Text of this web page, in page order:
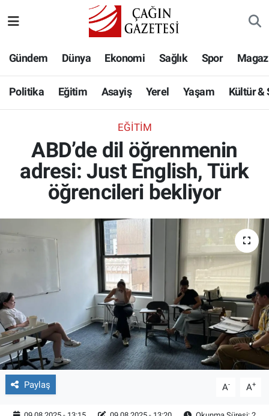
Gündem Dünya Ekonomi Sağlık Spor
Politika Eğitim Asayiş Yerel Yaşam Kültür &
EĞITIM
ABD’de dil öğrenmenin
adresi: Just English, Türk
öğrencileri bekliyor
Paylaş A- A+
Eğitim
Asayiş
Yaşam
Kültür & Sanat
Bilim-Teknoloji
Köşe Yazıları
Röportaj
Video Galeri
Hava Durumu
Namaz Vakitleri
Süper Lig Puan Durumu ve Fikstür
Tüm Manşetler
Son Dakika Haberleri
Haber Arşivi